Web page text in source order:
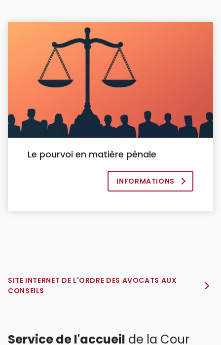
Le pourvoi en matière pénale
INFORMATIONS
SITE INTERNET DE L'ORDRE DES AVOCATS AUX
CONSEILS
Service de l'accueil de la Cour